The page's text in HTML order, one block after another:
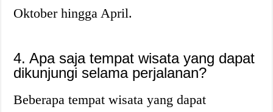
Oktober hingga April.
4. Apa saja tempat wisata yang dapat
dikunjungi selama perjalanan?
Beberapa tempat wisata yang dapat